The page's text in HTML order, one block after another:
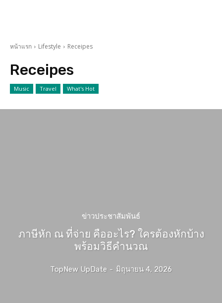
หน้าแรก Lifestyle Receipes
Receipes
Music Travel What's Hot
ข่าวประชาสัมพันธ์
ภาษีหัก ณ ที่จ่าย คืออะไร? ใครต้องหักบ้าง
พร้อมวิธีคำนวณ
TopNew UpDate - มิถุนายน 4, 2026